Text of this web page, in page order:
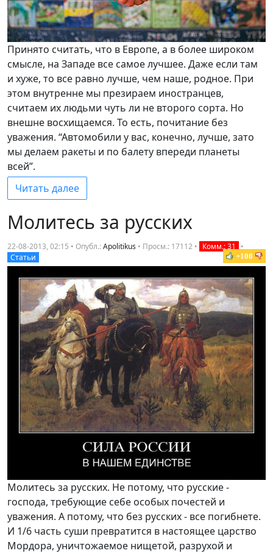
Принято считать, что в Европе, а в более широком
смысле, на Западе все самое лучшее. Даже если там
и хуже, то все равно лучше, чем наше, родное. При
этом внутренне мы презираем иностранцев,
считаем их людьми чуть ли не второго сорта. Но
внешне восхищаемся. То есть, почитание без
уважения. “Автомобили у вас, конечно, лучше, зато
мы делаем ракеты и по балету впереди планеты
всей”.
Читать далее
Молитесь за русских
22-08-2013, 02:15 • Опубл.:Apolitikus • Просм.: 17112 • Комм.: 31
•
Статьи
+108
Молитесь за русских. Не потому, что русские -
господа, требующие себе особых почестей и
уважения. А потому, что без русских - все погибнете.
И 1/6 часть суши превратится в настоящее царство
Мордора, уничтожаемое нищетой, разрухой и